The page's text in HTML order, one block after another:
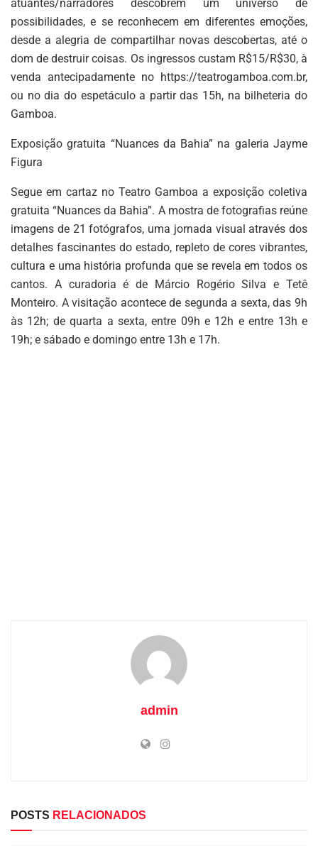
atuantes/narradores descobrem um universo de
possibilidades, e se reconhecem em diferentes emoções,
desde a alegria de compartilhar novas descobertas, até o
dom de destruir coisas. Os ingressos custam R$15/R$30, à
venda antecipadamente no https://teatrogamboa.com.br,
ou no dia do espetáculo a partir das 15h, na bilheteria do
Gamboa.
Exposição gratuita “Nuances da Bahia” na galeria Jayme
Figura
Segue em cartaz no Teatro Gamboa a exposição coletiva
gratuita “Nuances da Bahia”. A mostra de fotografias reúne
imagens de 21 fotógrafos, uma jornada visual através dos
detalhes fascinantes do estado, repleto de cores vibrantes,
cultura e uma história profunda que se revela em todos os
cantos. A curadoria é de Márcio Rogério Silva e Tetê
Monteiro. A visitação acontece de segunda a sexta, das 9h
às 12h; de quarta a sexta, entre 09h e 12h e entre 13h e
19h; e sábado e domingo entre 13h e 17h.
admin
POSTS RELACIONADOS